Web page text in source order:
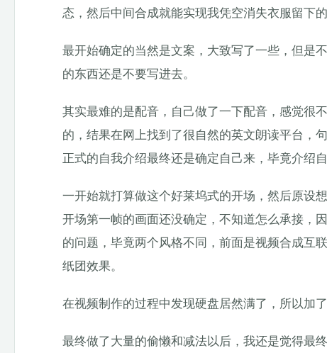
态，然后中间合成就能实现我凭空消失衣服留下
最开始确定的当然是文案，大致写了一些，但是
的东西还是不要写进去。
其实最难的是配音，自己做了一下配音，感觉很
的，结果在网上找到了很自然的英文朗读平台，
正式的自我介绍最终还是确定自己来，毕竟介绍
一开始就打算做这个好莱坞式的开场，然后原设
开场第一帧的画面还没确定，不知道怎么承接，
的问题，毕竟两个风格不同，前面是视频合成互
纸团效果。
在视频制作的过程中发现硬盘居然满了，所以加
最终做了大量的偷懒和减法以后，我还是觉得最